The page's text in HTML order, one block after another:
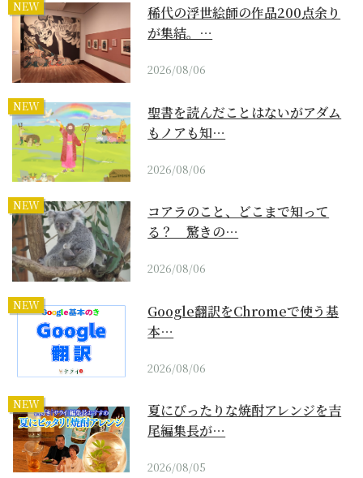
NEW
稀代の浮世絵師の作品200点余り
が集結。…
2026/08/06
NEW
聖書を読んだことはないがアダム
もノアも知…
2026/08/06
NEW
コアラのこと、どこまで知って
る？ 驚きの…
2026/08/06
NEW
Google翻訳をChromeで使う基
本…
2026/08/06
NEW
夏にぴったりな焼酎アレンジを吉
尾編集長が…
2026/08/05